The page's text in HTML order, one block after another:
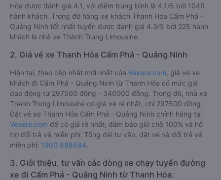
Hóa được đánh giá 4.1, với điểm trung bình là 4.1/5 bởi 1046
hành khách. Trong đó hãng xe khách Thanh Hóa Cẩm Phả -
Quảng Ninh tốt nhất tuyến được đánh giá 4.3/5 bởi 225 hành
khách là nhà xe Thành Trung Limousine.
2. Giá vé xe Thanh Hóa Cẩm Phả - Quảng Ninh
Hiện tại, theo cập nhật mới nhất của Vexere.com , giá vé xe
khách đi Cẩm Phả - Quảng Ninh từ Thanh Hóa có mức giá
dao động từ 297500 đồng - 340000 đồng. Trong đó, nhà xe
Thành Trung Limousine có giá vé rẻ nhất, chỉ 297500 đồng.
Đặt vé xe Thanh Hóa Cẩm Phả - Quảng Ninh chính hãng tại
Vexere.com để có giá rẻ nhất, đảm bảo giữ chỗ 100% và hỗ
trợ đổi trả vé miễn phí. Tổng đài tư vấn, đặt vé và đổi trả vé
miễn phí: 1900 888684.
3. Giới thiệu, tư vấn các dòng xe chạy tuyến đường
xe đi Cẩm Phả - Quảng Ninh từ Thanh Hóa: